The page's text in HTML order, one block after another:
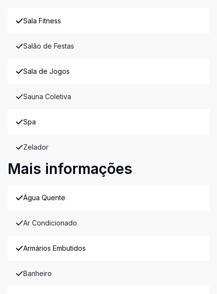
Sala Fitness
Salão de Festas
Sala de Jogos
Sauna Coletiva
Spa
Zelador
Mais informações
Água Quente
Ar Condicionado
Armários Embutidos
Banheiro